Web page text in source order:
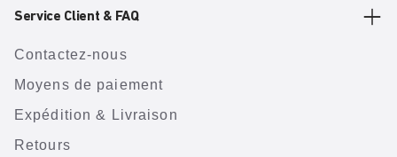
Service Client & FAQ
Contactez-nous
Moyens de paiement
Expédition & Livraison
Retours